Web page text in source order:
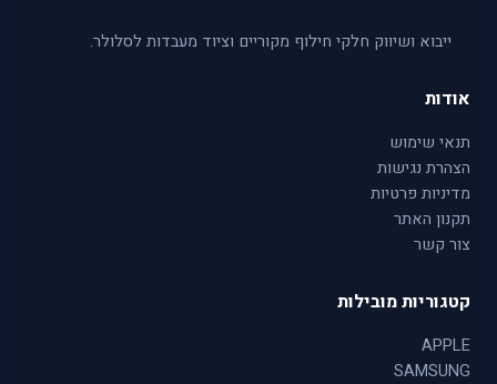
ייבוא ושיווק חלקי חילוף מקוריים וציוד מעבדות לסלולר.
אודות
תנאי שימוש
הצהרת נגישות
מדיניות פרטיות
תקנון האתר
צור קשר
קטגוריות מובילות
APPLE
SAMSUNG